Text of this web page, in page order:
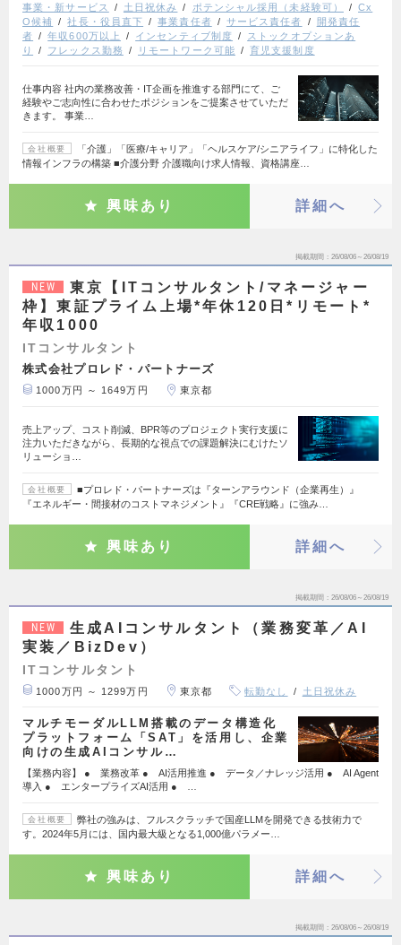
事業・新サービス
土日祝休み ポテンシャル採用（未経験可）
Cx
O候補
社長・役員直下 事業責任者 サービス責任者
開発責任
者
年収600万以上 インセンティブ制度
ストックオプションあ
り
フレックス勤務 リモートワーク可能 育児支援制度
仕事内容 社内の業務改善・IT企画を推進する部門にて、ご
経験やご志向性に合わせたポジションをご提案させていただ
きます。 事業…
会社概要
「介護」「医療/キャリア」「ヘルスケア/シニアライフ」に特化した
情報インフラの構築 ■介護分野 介護職向け求人情報、資格講座…
興味あり 詳細へ
掲載期間 26/08/06～26/08/19
NEW
東京【ITコンサルタント/マネージャー
枠】東証プライム上場*年休120日*リモート*
年収1000
ITコンサルタント
株式会社プロレド・パートナーズ
1000万円 ～ 1649万円 東京都
売上アップ、コスト削減、BPR等のプロジェクト実行支援に
注力いただきながら、長期的な視点での課題解決にむけたソ
リューショ…
会社概要
■プロレド・パートナーズは『ターンアラウンド（企業再生）』
『エネルギー・間接材のコストマネジメント』『CRE戦略』に強み…
興味あり 詳細へ
掲載期間 26/08/06～26/08/19
NEW
生成AIコンサルタント（業務変革／AI
実装／BizDev）
ITコンサルタント
1000万円 ～ 1299万円 東京都 転勤なし 土日祝休み
マルチモーダルLLM搭載のデータ構造化
プラットフォーム「SAT」を活用し、企業
向けの生成AIコンサル…
【業務内容】 ● 業務改革 ● AI活用推進 ● データ／ナレッジ活用 ● AI Agent
導入 ● エンタープライズAI活用 ● …
会社概要
弊社の強みは、フルスクラッチで国産LLMを開発できる技術力で
す。2024年5月には、国内最大級となる1,000億パラメー…
興味あり 詳細へ
掲載期間 26/08/06～26/08/19